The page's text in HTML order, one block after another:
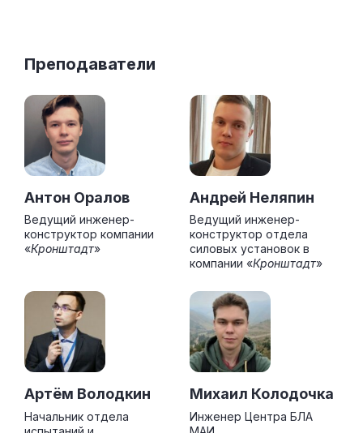
Преподаватели
Антон Оралов
Ведущий инженер-
конструктор компании
«Кронштадт»
Андрей Неляпин
Ведущий инженер-
конструктор отдела
силовых установок в
компании «Кронштадт»
Артём Володкин
Начальник отдела
Михаил Колодочка
Инженер Центра БЛА